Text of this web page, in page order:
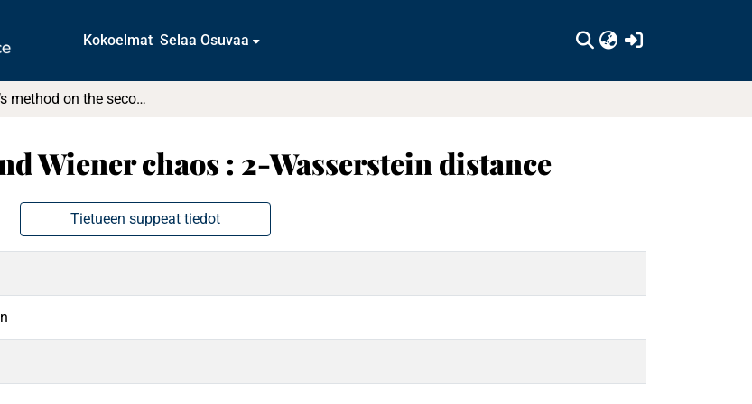
Kokoelmat Selaa Osuvaa
Stein’s method on the second Wiener chaos : 2-Wasserstein distance
Wiener chaos : 2-Wasserstein distance
Tietueen suppeat tiedot